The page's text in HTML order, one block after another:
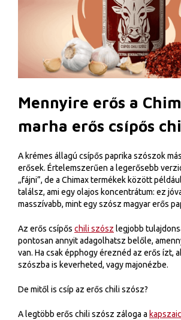
Mennyire erős a
marha erős csípős
A krémes állagú csípős paprika szószok
erősek. Értelemszerűen a legerősebb
„fájni”, de a Chimax termékek között
találsz, ami egy olajos koncentrátum: ez
masszívabb, mint egy szósz magyar erős
Az erős csípős chili szósz legjobb
pontosan annyit adagolhatsz belőle,
van. Ha csak épphogy éreznéd az erős ízt,
szószba is keverheted, vagy majonézbe.
De mitől is csíp az erős chili szósz?
A legtöbb erős chili szósz záloga a